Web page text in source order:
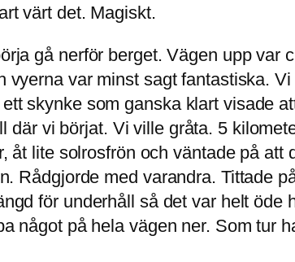
värt det. Magiskt.
gå nerför berget. Vägen upp
vyerna var minst sagt fantastiska.
skynke som ganska klart visade
där vi börjat. Vi ville gråta. 5
åt lite solrosfrön och väntade på
Rådgjorde med varandra. Tittade
för underhåll så det var helt
något på hela vägen ner. Som tur